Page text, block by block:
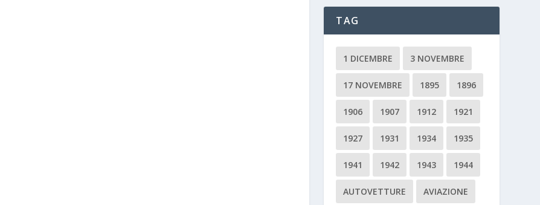
TAG
1 DICEMBRE 3 NOVEMBRE
17 NOVEMBRE 1895 1896
1906 1907 1912 1921
1927 1931 1934 1935
1941 1942 1943 1944
AUTOVETTURE AVIAZIONE